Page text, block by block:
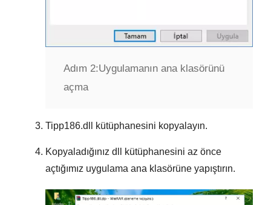
Adım 2:Uygulamanın ana klasörünü
açma
Tipp186.dll kütüphanesini kopyalayın.
Kopyaladığınız dll kütüphanesini az önce
açtığımız uygulama ana klasörüne yapıştırın.